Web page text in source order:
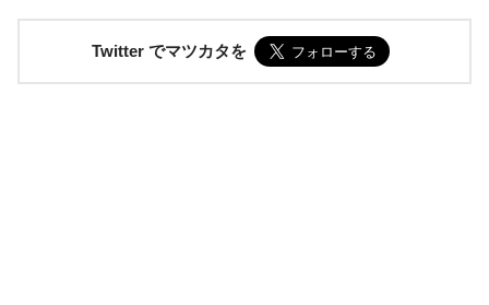
Twitter でマツカタを